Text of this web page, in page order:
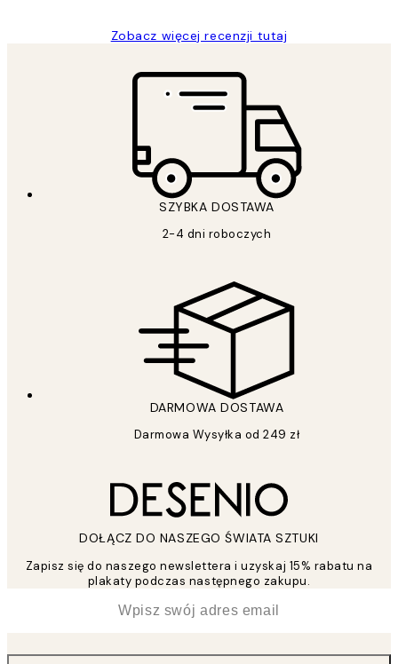
Zobacz więcej recenzji tutaj
SZYBKA DOSTAWA
2-4 dni roboczych
DARMOWA DOSTAWA
Darmowa Wysyłka od 249 zł
DOŁĄCZ DO NASZEGO ŚWIATA SZTUKI
Zapisz się do naszego newslettera i uzyskaj 15% rabatu na
plakaty podczas następnego zakupu.